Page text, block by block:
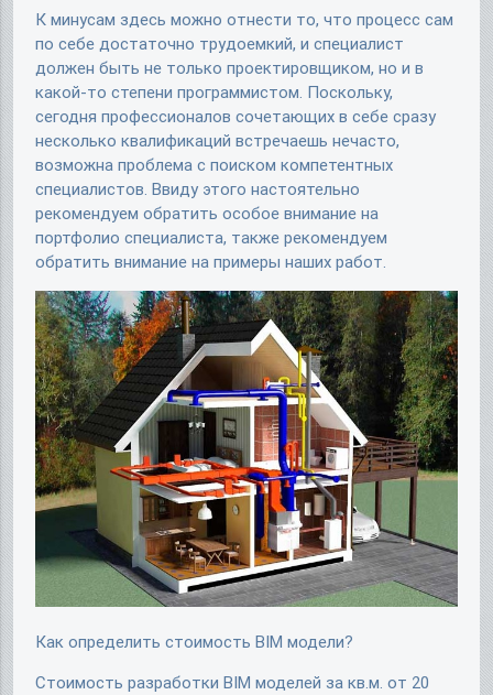
К минусам здесь можно отнести то, что процесс сам
по себе достаточно трудоемкий, и специалист
должен быть не только проектировщиком, но и в
какой-то степени программистом. Поскольку,
сегодня профессионалов сочетающих в себе сразу
несколько квалификаций встречаешь нечасто,
возможна проблема с поиском компетентных
специалистов. Ввиду этого настоятельно
рекомендуем обратить особое внимание на
портфолио специалиста, также рекомендуем
обратить внимание на примеры наших работ.
Как определить стоимость BIM модели?
Стоимость разработки BIM моделей за кв.м. от 20